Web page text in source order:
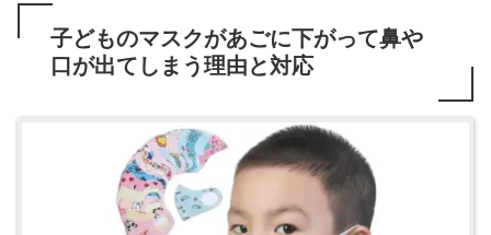
子どものマスクがあごに下がって鼻や
口が出てしまう理由と対応